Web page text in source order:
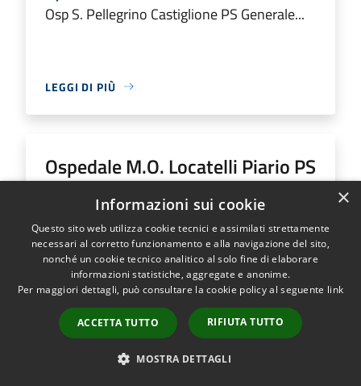
Osp S. Pellegrino Castiglione PS Generale...
LEGGI DI PIÙ
Ospedale M.O. Locatelli Piario PS
Generale
IndirizzoVia Groppino, 22
Ospedale M.O. Locatelli Piario PS Generale...
LEGGI DI PIÙ
×
Informazioni sui cookie
Questo sito web utilizza cookie tecnici e assimilati strettamente
necessari al corretto funzionamento e alla navigazione del sito,
nonché un cookie tecnico analitico al solo fine di elaborare
informazioni statistiche, aggregate e anonime.
Per maggiori dettagli, può consultare la cookie policy al seguente link
ACCETTA TUTTO RIFIUTA TUTTO
MOSTRA DETTAGLI